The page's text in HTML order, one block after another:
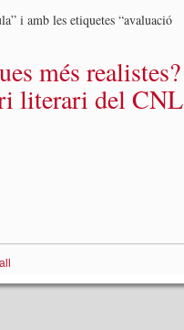
i amb les etiquetes “avaluació
més realistes?
literari del CNL